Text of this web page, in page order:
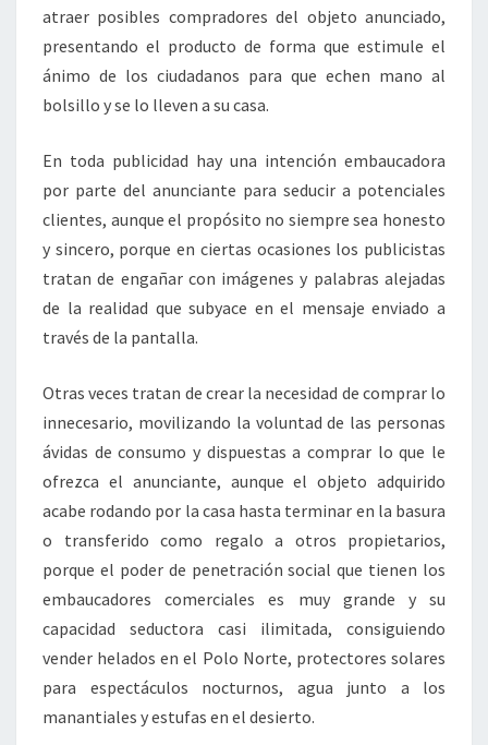
atraer posibles compradores del objeto anunciado,
presentando el producto de forma que estimule el
ánimo de los ciudadanos para que echen mano al
bolsillo y se lo lleven a su casa.
En toda publicidad hay una intención embaucadora
por parte del anunciante para seducir a potenciales
clientes, aunque el propósito no siempre sea honesto
y sincero, porque en ciertas ocasiones los publicistas
tratan de engañar con imágenes y palabras alejadas
de la realidad que subyace en el mensaje enviado a
través de la pantalla.
Otras veces tratan de crear la necesidad de comprar lo
innecesario, movilizando la voluntad de las personas
ávidas de consumo y dispuestas a comprar lo que le
ofrezca el anunciante, aunque el objeto adquirido
acabe rodando por la casa hasta terminar en la basura
o transferido como regalo a otros propietarios,
porque el poder de penetración social que tienen los
embaucadores comerciales es muy grande y su
capacidad seductora casi ilimitada, consiguiendo
vender helados en el Polo Norte, protectores solares
para espectáculos nocturnos, agua junto a los
manantiales y estufas en el desierto.